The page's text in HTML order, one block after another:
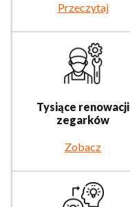
Przeczytaj
Tysiące renowacji
zegarków
Zobacz